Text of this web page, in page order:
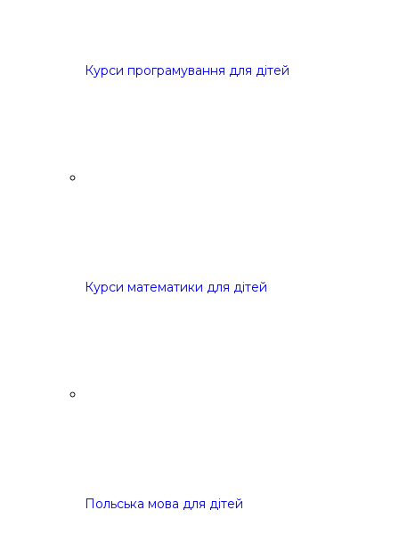
Курси програмування для дітей
Курси математики для дітей
Польська мова для дітей